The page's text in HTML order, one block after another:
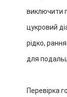
виключити
цукровий
рідко,
для
Перевірка